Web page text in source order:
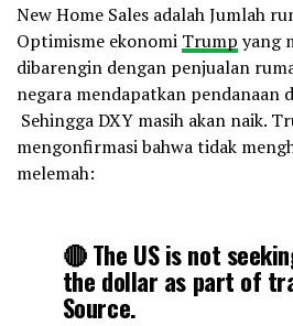
New Home Sales adalah Jumlah
Optimisme ekonomi Trump yang
dibarengin dengan penjualan
negara mendapatkan pendanaan
Sehingga DXY masih akan naik.
mengonfirmasi bahwa tidak
melemah:
🔴 The US is not
the dollar as part of
Source.